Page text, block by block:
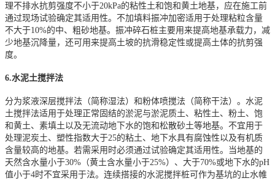
理不排水抗剪强度不小于20kPa的粘性土和饱和黄土地基，应在施工前
通过现场试验确定其适用性。不加填料振冲加密适用于处理粘粒含量
不大于10%的中、粗砂地基。振冲碎石桩主要用来提高地基承载力，减
少地基沉降量，还可用来提高土坡的抗滑稳定性或提高土体的抗剪强
度。
6.水泥土搅拌法
分为浆液深层搅拌法（简称湿法）和粉体喷搅法（简称干法）。水泥
土搅拌法适用于处理正常固结的淤泥与淤泥质土、粘性土、粉土、饱
和黄土、素填土以及无流动地下水的饱和松散砂土等地基。不宜用于
处理泥炭土、塑性指数大于25的粘土、地下水具有腐蚀性以及有机质
含量较高的地基。若需采用时必须通过试验确定其适用性。当地基的
天然含水量小于30%（黄土含水量小于25%）、大于70%或地下水的pH
值小于4时不宜采用于法。连续搭接的水泥搅拌桩可作为基坑的止水帷